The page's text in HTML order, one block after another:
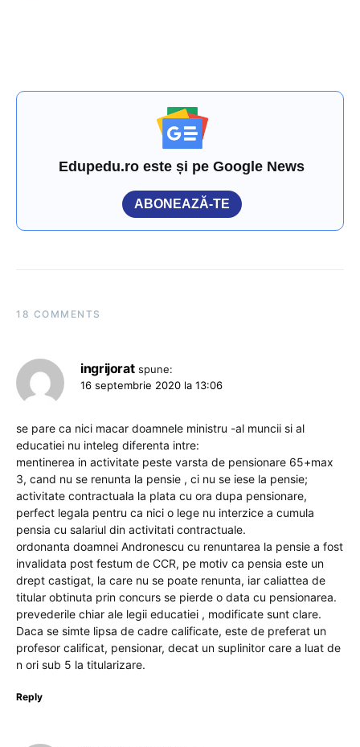
Edupedu.ro este și pe Google News
ABONEAZĂ-TE
18 COMMENTS
ingrijorat spune:
16 septembrie 2020 la 13:06
se pare ca nici macar doamnele ministru -al muncii si al
educatiei nu inteleg diferenta intre:
mentinerea in activitate peste varsta de pensionare 65+max
3, cand nu se renunta la pensie , ci nu se iese la pensie;
activitate contractuala la plata cu ora dupa pensionare,
perfect legala pentru ca nici o lege nu interzice a cumula
pensia cu salariul din activitati contractuale.
ordonanta doamnei Andronescu cu renuntarea la pensie a fost
invalidata post festum de CCR, pe motiv ca pensia este un
drept castigat, la care nu se poate renunta, iar caliattea de
titular obtinuta prin concurs se pierde o data cu pensionarea.
prevederile chiar ale legii educatiei , modificate sunt clare.
Daca se simte lipsa de cadre calificate, este de preferat un
profesor calificat, pensionar, decat un suplinitor care a luat de
n ori sub 5 la titularizare.
Reply